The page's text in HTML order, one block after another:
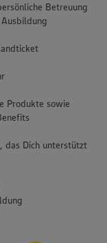
Betreuung
Produkte sowie
das Dich unterstützt